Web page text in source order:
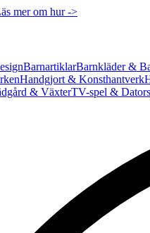
mer om hur ->
BarnartiklarBarnkläder &
Handgjort & Konsthantverk
& VäxterTV-spel &